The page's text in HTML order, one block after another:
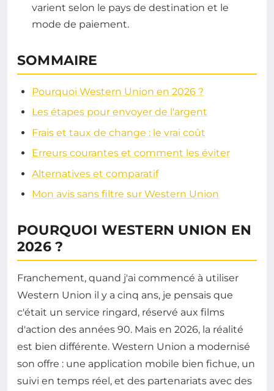
varient selon le pays de destination et le
mode de paiement.
SOMMAIRE
Pourquoi Western Union en 2026 ?
Les étapes pour envoyer de l'argent
Frais et taux de change : le vrai coût
Erreurs courantes et comment les éviter
Alternatives et comparatif
Mon avis sans filtre sur Western Union
POURQUOI WESTERN UNION EN
2026 ?
Franchement, quand j'ai commencé à utiliser
Western Union il y a cinq ans, je pensais que
c'était un service ringard, réservé aux films
d'action des années 90. Mais en 2026, la réalité
est bien différente. Western Union a modernisé
son offre : une application mobile bien fichue, un
suivi en temps réel, et des partenariats avec des